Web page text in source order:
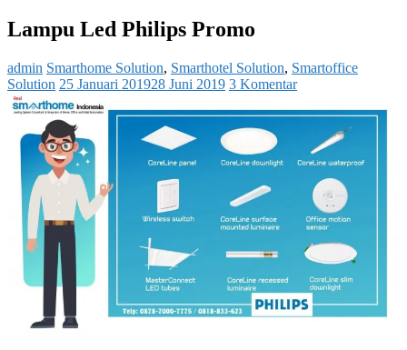
Lampu Led Philips Promo
admin Smarthome Solution, Smarthotel Solution, Smartoffice
Solution 25 Januari 201928 Juni 2019 3 Komentar